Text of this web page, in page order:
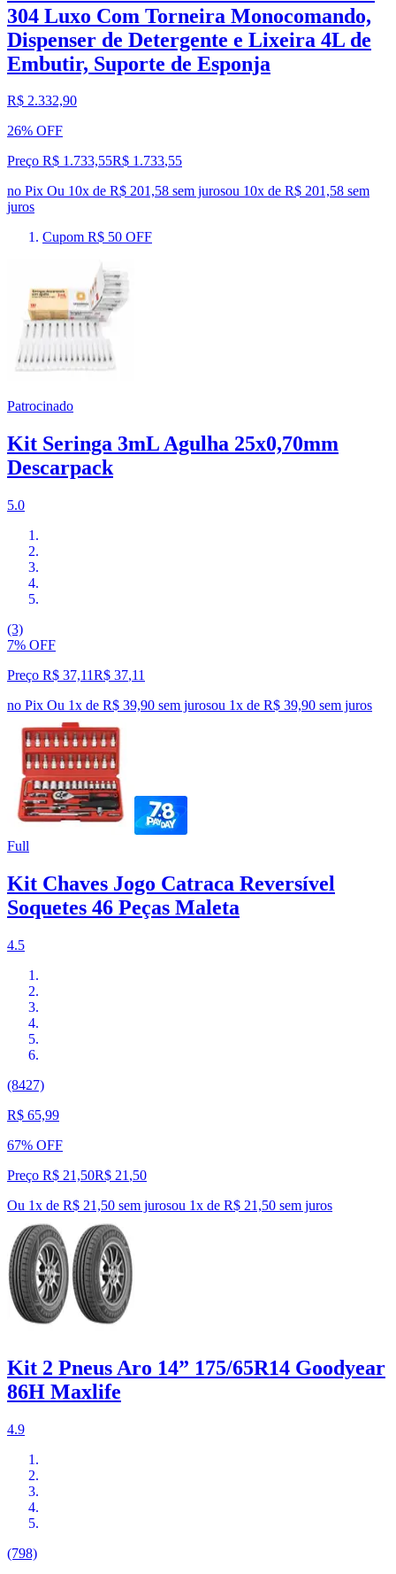
304 Luxo Com Torneira Monocomando,
Dispenser de Detergente e Lixeira 4L de
Embutir, Suporte de Esponja
R$ 2.332,90
26% OFF
Preço R$ 1.733,55R$ 1.733,55
no Pix Ou 10x de R$ 201,58 sem jurosou 10x de R$ 201,58 sem
juros
Cupom R$ 50 OFF
Patrocinado
Kit Seringa 3mL Agulha 25x0,70mm
Descarpack
5.0
(3)
7% OFF
Preço R$ 37,11R$ 37,11
no Pix Ou 1x de R$ 39,90 sem jurosou 1x de R$ 39,90 sem juros
Full
Kit Chaves Jogo Catraca Reversível
Soquetes 46 Peças Maleta
4.5
(8427)
R$ 65,99
67% OFF
Preço R$ 21,50R$ 21 ,50
Ou 1x de R$ 21,50 sem jurosou 1x de R$ 21,50 sem juros
Kit 2 Pneus Aro 14” 175/65R14 Goodyear
86H Maxlife
4.9
(798)